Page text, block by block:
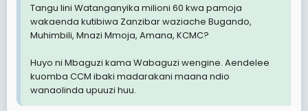
Tangu lini Watanganyika milioni 60 kwa pamoja
wakaenda kutibiwa Zanzibar waziache Bugando,
Muhimbili, Mnazi Mmoja, Amana, KCMC?
Huyo ni Mbaguzi kama Wabaguzi wengine. Aendelee
kuomba CCM ibaki madarakani maana ndio
wanaolinda upuuzi huu.